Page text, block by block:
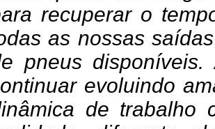
recuperar o
as nossas
pneus
evoluindo
de